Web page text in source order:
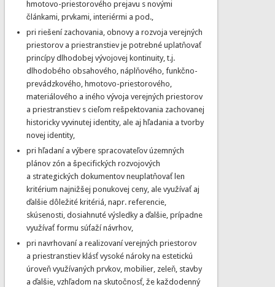
hmotovo-priestorového prejavu s novými
článkami, prvkami, interiérmi a pod.,
pri riešení zachovania, obnovy a rozvoja verejných
priestorov a priestranstiev je potrebné uplatňovať
princípy dlhodobej vývojovej kontinuity, t.j.
dlhodobého obsahového, náplňového, funkčno-
prevádzkového, hmotovo-priestorového,
materiálového a iného vývoja verejných priestorov
a priestranstiev s cieľom rešpektovania zachovanej
historicky vyvinutej identity, ale aj hľadania a tvorby
novej identity,
pri hľadaní a výbere spracovateľov územných
plánov zón a špecifických rozvojových
a strategických dokumentov neuplatňovať len
kritérium najnižšej ponukovej ceny, ale využívať aj
ďalšie dôležité kritériá, napr. referencie,
skúsenosti, dosiahnuté výsledky a ďalšie, prípadne
využívať formu súťaží návrhov,
pri navrhovaní a realizovaní verejných priestorov
a priestranstiev klásť vysoké nároky na estetickú
úroveň využívaných prvkov, mobilier, zeleň, stavby
a ďalšie, vzhľadom na skutočnosť, že každodenný